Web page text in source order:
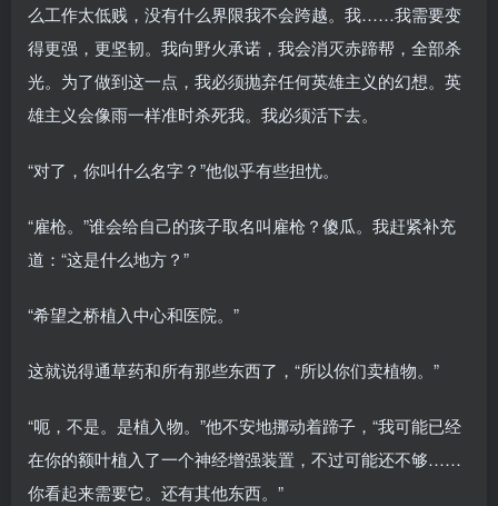
么工作太低贱，没有什么界限我不会跨越。我……我需要变
得更强，更坚韧。我向野火承诺，我会消灭赤蹄帮，全部杀
光。为了做到这一点，我必须抛弃任何英雄主义的幻想。英
雄主义会像雨一样准时杀死我。我必须活下去。
“对了，你叫什么名字？”他似乎有些担忧。
“雇枪。”谁会给自己的孩子取名叫雇枪？傻瓜。我赶紧补充
道：“这是什么地方？”
“希望之桥植入中心和医院。”
这就说得通草药和所有那些东西了，“所以你们卖植物。”
“呃，不是。是植入物。”他不安地挪动着蹄子，“我可能已经
在你的额叶植入了一个神经增强装置，不过可能还不够……
你看起来需要它。还有其他东西。”